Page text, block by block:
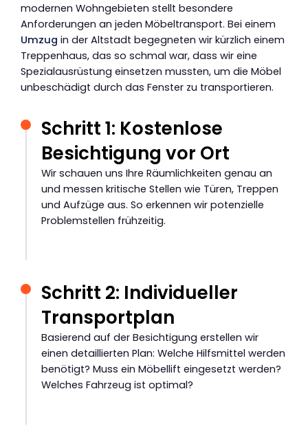
modernen Wohngebieten stellt besondere
Anforderungen an jeden Möbeltransport. Bei einem
Umzug in der Altstadt begegneten wir kürzlich einem
Treppenhaus, das so schmal war, dass wir eine
Spezialausrüstung einsetzen mussten, um die Möbel
unbeschädigt durch das Fenster zu transportieren.
Schritt 1: Kostenlose
Besichtigung vor Ort
Wir schauen uns Ihre Räumlichkeiten genau an
und messen kritische Stellen wie Türen, Treppen
und Aufzüge aus. So erkennen wir potenzielle
Problemstellen frühzeitig.
Schritt 2: Individueller
Transportplan
Basierend auf der Besichtigung erstellen wir
einen detaillierten Plan: Welche Hilfsmittel werden
benötigt? Muss ein Möbellift eingesetzt werden?
Welches Fahrzeug ist optimal?